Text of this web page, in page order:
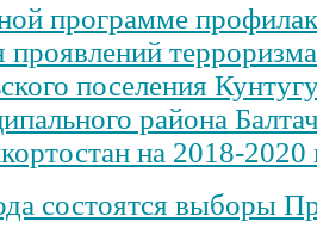
программе
поселения
района
на 2018-2020
состоятся выборы